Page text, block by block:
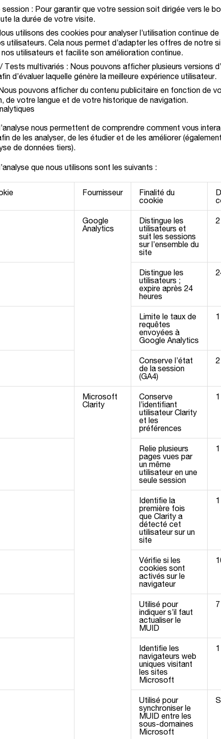
: Pour garantir que votre session soit dirigée vers le
la durée de votre visite.
utilisons des cookies pour analyser l’utilisation continue
utilisateurs. Cela nous permet d’adapter les offres de notre
utilisateurs et facilite son amélioration continue.
Tests multivariés : Nous pouvons afficher plusieurs versions
d’évaluer laquelle génère la meilleure expérience utilisateur.
pouvons afficher du contenu publicitaire en fonction de
de votre langue et de votre historique de navigation.
nous permettent de comprendre comment vous
de les analyser, de les étudier et de les améliorer
de données tiers).
que nous utilisons sont les suivants :
Fournisseur
Finalité du
cookie
Google
Analytics
Distingue les
utilisateurs et
suit les sessions
sur l’ensemble du
site
Distingue les
utilisateurs ;
expire après 24
heures
Limite le taux de
requêtes
envoyées à
Google Analytics
Conserve l’état
de la session
(GA4)
Microsoft
Clarity
Conserve
l’identifiant
utilisateur Clarity
et les
préférences
Relie plusieurs
pages vues par
un même
utilisateur en une
seule session
Identifie la
première fois
que Clarity a
détecté cet
utilisateur sur un
site
Vérifie si les
cookies sont
activés sur le
navigateur
Utilisé pour
indiquer s’il faut
actualiser le
MUID
Identifie les
navigateurs web
uniques visitant
les sites
Microsoft
Utilisé pour
synchroniser le
MUID entre les
sous-domaines
Microsoft